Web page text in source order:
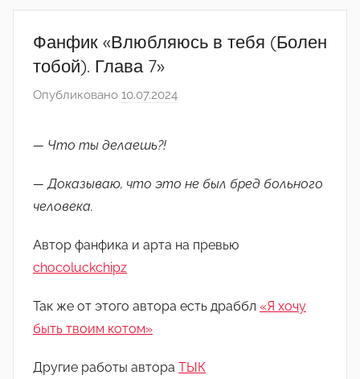
Фанфик «Влюбляюсь в тебя (Болен
тобой). Глава 7»
Опубликовано 10.07.2024
р
Л
а
е
— Что ты делаешь?!
— Доказываю, что это не был бред больного
человека.
Автор фанфика и арта на превью
chocoluckchipz
Так же от этого автора есть драббл «Я хочу
быть твоим котом»
Другие работы автора ТЫК